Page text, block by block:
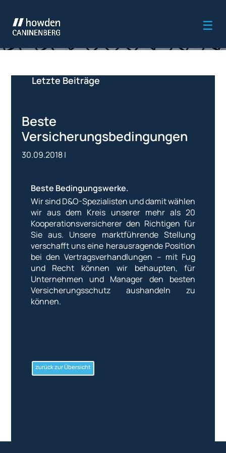
Letzte Beiträge
Beste
Versicherungsbedingungen
30.09.2018|
Beste Bedingungswerke.
Wir sind D&O-Spezialisten und damit wählen
wir aus dem Kreis unserer mehr als 20
Kooperationsversicherer den Richtigen für
Sie aus. Unsere marktführende Stellung
verschafft uns eine herausragende Position
bei den Vertragsverhandlungen – mit Fug
und Recht können wir behaupten, für
Unternehmen und Manager den besten
Versicherungsschutz aushandeln zu
können.
zurück zur Übersicht